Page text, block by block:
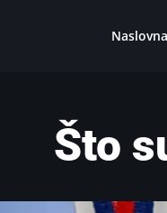
Naslovna
Što